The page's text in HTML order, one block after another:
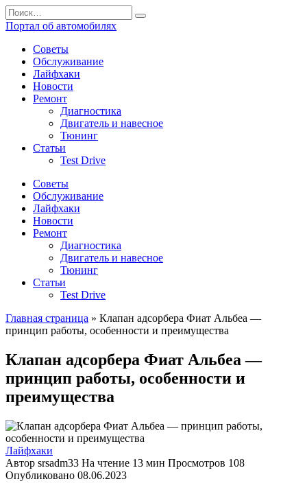
Перейти
к
содержанию
Search
for:
Портал об автомобилях
Советы
Обслуживание
Лайфхаки
Новости
Ремонт
Диагностика
Двигатель и навесное
Тюнинг
Статьи
Test Drive
Советы
Обслуживание
Лайфхаки
Новости
Ремонт
Диагностика
Двигатель и навесное
Тюнинг
Статьи
Test Drive
Главная страница » Клапан адсорбера Фиат Альбеа —
принцип работы, особенности и преимущества
Клапан адсорбера Фиат Альбеа —
принцип работы, особенности и
преимущества
Лайфхаки
Автор srsadm33 На чтение 13 мин Просмотров 108
Опубликовано 08.06.2023